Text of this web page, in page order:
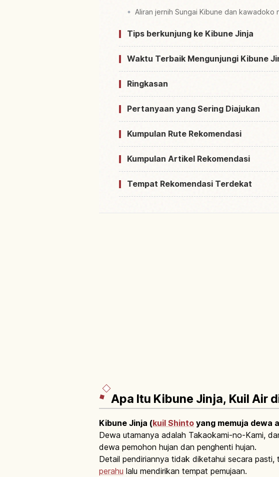
Aliran jernih Sungai Kibune dan kawadoko
Tips berkunjung ke Kibune Jinja
Waktu Terbaik Mengunjungi Kibune
Ringkasan
Pertanyaan yang Sering Diajukan
Kumpulan Rute Rekomendasi
Kumpulan Artikel Rekomendasi
Tempat Rekomendasi Terdekat
Apa Itu Kibune Jinja, Kuil Air
Kibune Jinja (kuil Shinto yang memuja dewa
Dewa utamanya adalah Takaokami-no-Kami,
dewa pemohon hujan dan penghenti hujan.
Detail pendiriannya tidak diketahui secara
perahu lalu mendirikan tempat pemujaan.